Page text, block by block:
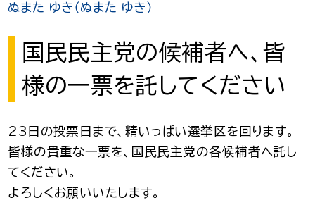
ぬまた ゆき（ぬまた ゆき）
国民民主党の候補者へ、皆
様の一票を託してください
23日の投票日まで、精いっぱい選挙区を回ります。
皆様の貴重な一票を、国民民主党の各候補者へ託し
てください。
よろしくお願いいたします。